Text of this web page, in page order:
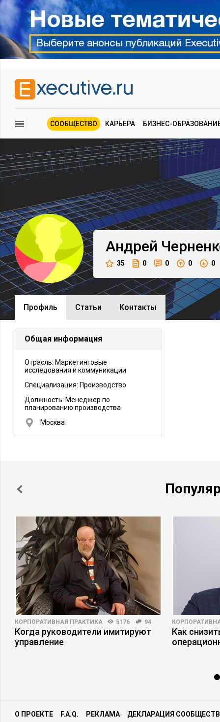
СООБЩЕСТВО КАРЬЕРА БИЗНЕС-
Андрей
35 0 0 0 0
Профиль Cтатьи Контакты
Общая информация
Отрасль: Маркетинговые
исследования и коммуникации
Специализация: Производство
Должность: Менеджер по
планированию производства
Москва
КОРПОРАТИВНАЯ ПРАКТИКА 5176 94
Когда руководители имитируют
управление
Как
О ПРОЕКТЕ F.A.Q. РЕКЛАМА ДЕКЛАРАЦИЯ